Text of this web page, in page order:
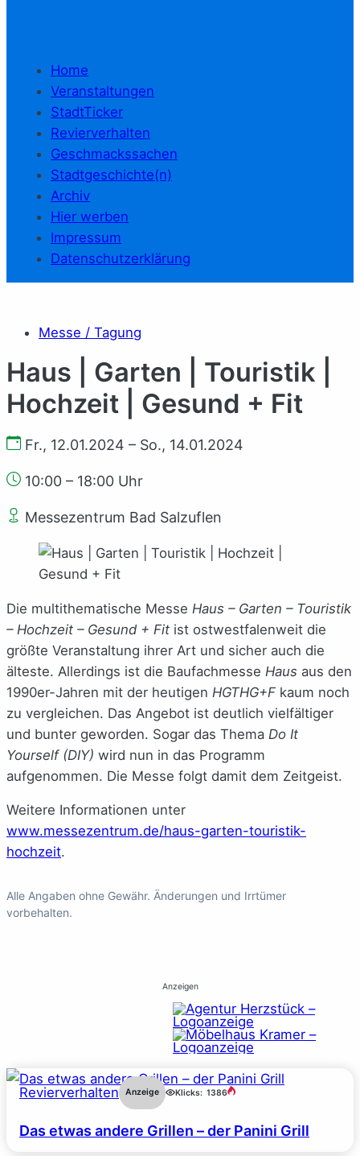
Home
Veranstaltungen
StadtTicker
Revierverhalten
Geschmackssachen
Stadtgeschichte(n)
Archiv
Hier werben
Impressum
Datenschutzerklärung
Messe / Tagung
Haus | Garten | Touristik |
Hochzeit | Gesund + Fit
Fr., 12.01.2024 – So., 14.01.2024
10:00 – 18:00 Uhr
Messezentrum Bad Salzuflen
Die multithematische Messe Haus – Garten – Touristik
– Hochzeit – Gesund + Fit ist ostwestfalenweit die
größte Veranstaltung ihrer Art und sicher auch die
älteste. Allerdings ist die Baufachmesse Haus aus den
1990er-Jahren mit der heutigen HGTHG+F kaum noch
zu vergleichen. Das Angebot ist deutlich vielfältiger
und bunter geworden. Sogar das Thema Do It
Yourself (DIY) wird nun in das Programm
aufgenommen. Die Messe folgt damit dem Zeitgeist.
Weitere Informationen unter
www.messezentrum.de/haus-garten-touristik-
hochzeit.
Alle Angaben ohne Gewähr. Änderungen und Irrtümer
vorbehalten.
Anzeigen
Revierverhalten Anzeige Klicks: 1386
Das etwas andere Grillen – der Panini Grill